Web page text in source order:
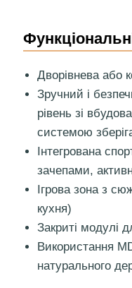
Дворівнева або
Зручний і
рівень зі
системою
Інтегрована
зачепами,
Ігрова зона з
кухня)
Закриті модулі
Використання
натурального